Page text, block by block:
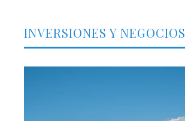
INVERSIONES Y NEGOCIOS